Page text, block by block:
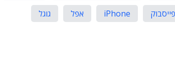
פייסבוק iPhone אפל גוגל